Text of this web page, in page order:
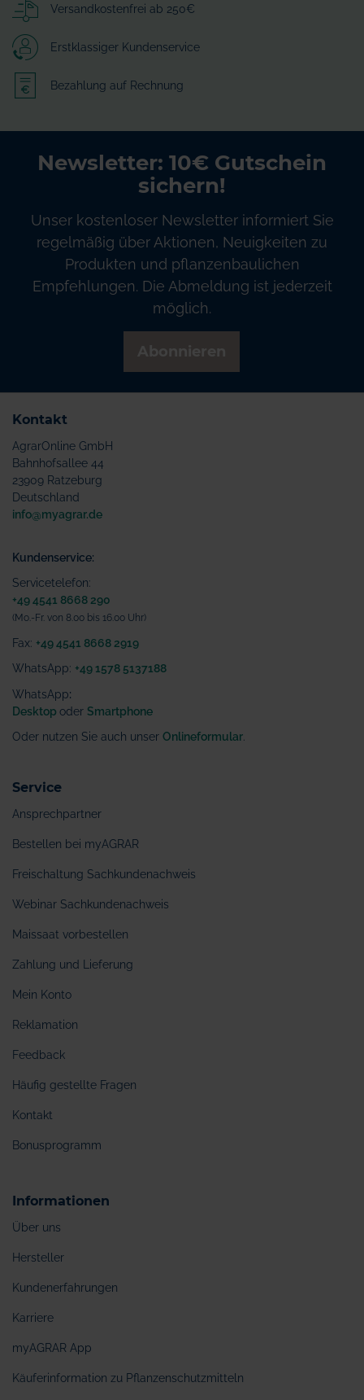
Versandkostenfrei ab 250€
Erstklassiger Kundenservice
Bezahlung auf Rechnung
Newsletter: 10€ Gutschein
sichern!
Unser kostenloser Newsletter informiert Sie
regelmäßig über Aktionen, Neuigkeiten zu
Produkten und pflanzenbaulichen
Empfehlungen. Die Abmeldung ist jederzeit
möglich.
Kontakt
AgrarOnline GmbH
Bahnhofsallee 44
23909 Ratzeburg
Deutschland
info@myagrar.de
Kundenservice:
Servicetelefon:
+49 4541 8668 290
(Mo.-Fr. von 8.00 bis 16.00 Uhr)
Fax: +49 4541 8668 2919
WhatsApp: +49 1578 5137188
WhatsApp:
Desktop oder Smartphone
Oder nutzen Sie auch unser Onlineformular
Service
Ansprechpartner
Bestellen bei myAGRAR
Freischaltung Sachkundenachweis
Webinar Sachkundenachweis
Maissaat vorbestellen
Zahlung und Lieferung
Mein Konto
Reklamation
Feedback
Häufig gestellte Fragen
Kontakt
Bonusprogramm
Informationen
Über uns
Hersteller
Kundenerfahrungen
Karriere
myAGRAR App
Käuferinformation zu Pflanzenschutzmitteln